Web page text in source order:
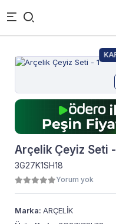
Arçelik Çeyiz Seti -
3G27K1SH18
Yorum yok
Marka: ARÇELİK